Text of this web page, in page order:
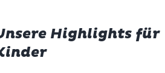
Highlights für